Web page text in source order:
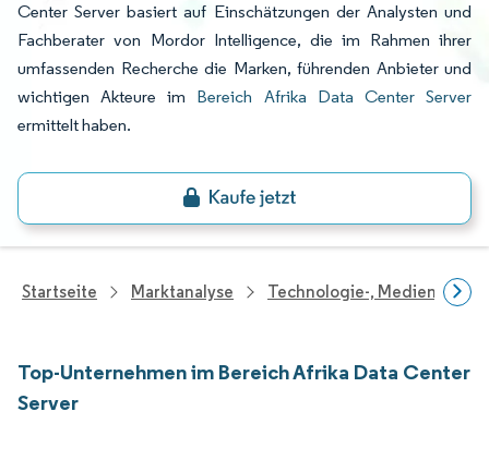
Center Server basiert auf Einschätzungen der Analysten und
Fachberater von Mordor Intelligence, die im Rahmen ihrer
umfassenden Recherche die Marken, führenden Anbieter und
wichtigen Akteure im Bereich Afrika Data Center Server
ermittelt haben.
Startseite Marktanalyse Technologie-, Medien- Und
Top-Unternehmen im Bereich Afrika Data Center
Server